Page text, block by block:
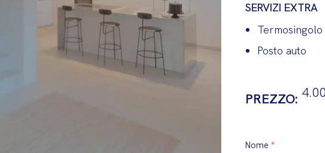
SERVIZI EXTRA
Termosingolo
Posto auto
PREZZO:
Contatti
Nome*